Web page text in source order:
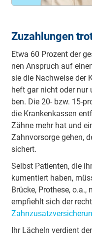
Zu­zah­lun­gen
Etwa 60 Pro­zent der
nen An­spruch auf
sie die Nach­wei­se der
heft gar nicht oder
ben. Die 20- bzw. 15-
die Krank­en­kassen
Zäh­ne mehr hat und
Zahn­vor­sor­ge ge­hen,
si­chert.
Selbst Pa­tien­ten, die
ku­men­tiert ha­ben,
Brück­e, Pro­the­se,
emp­fiehlt sich der
Ihr Lä­cheln ver­dient